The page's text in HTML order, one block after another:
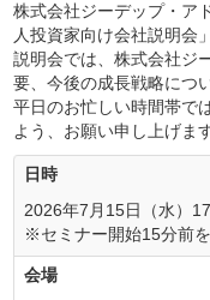
株式会社ジーデップ・ア
人投資家向け会社説明会
説明会では、株式会社ジ
要、今後の成長戦略につ
平日のお忙しい時間帯で
よう、お願い申し上げます
日時
2026年7月15日（水）
※セミナー開始15分前
会場